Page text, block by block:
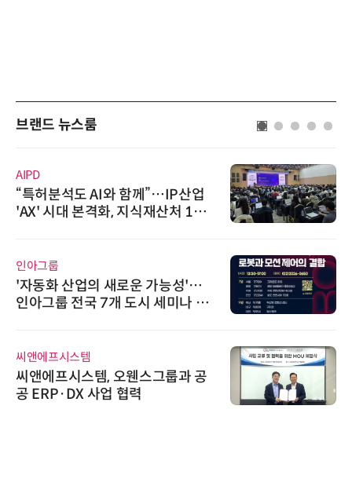
브랜드 뉴스룸
AIPD
“특허분석도 AI와 함께”…IP산업
'AX' 시대 본격화, 지식재산처 1호
인아그룹
'자동화 산업의 새로운 가능성'…
인아그룹 전국 7개 도시 세미나 페
씨앤에프시스템
씨앤에프시스템, 오웬스그룹과 공
공 ERP·DX 사업 협력